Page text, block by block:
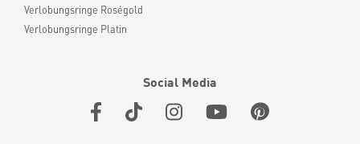
Verlobungsringe Roségold
Verlobungsringe Platin
Social Media